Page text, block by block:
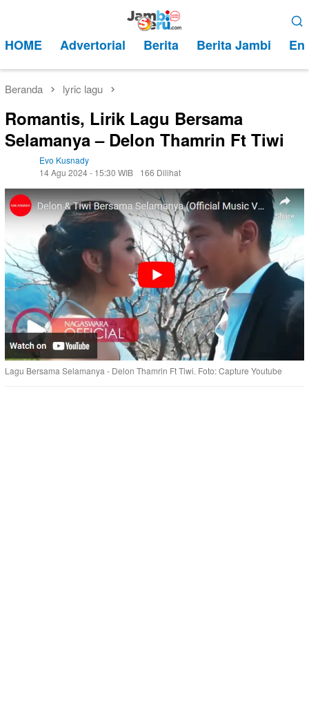
kontenMobile
HOME Advertorial Berita Berita Jambi
Beranda lyric lagu
Romantis, Lirik Lagu Bersama
Selamanya – Delon Thamrin Ft Tiwi
Evo Kusnady
14 Agu 2024 - 15:30 WIB
166 Dilihat
Lagu Bersama Selamanya - Delon Thamrin Ft Tiwi. Foto: Capture Youtube